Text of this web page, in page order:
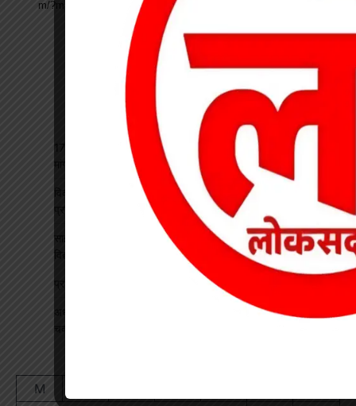
17 अगस्त की हड़ताल से पहले चेयरमैन ने बुलाई बैठक, बिजली कर्मियों की
विकसित भारत रोजगार मिशन पर खारंग में एकदिवसीय प्रशिक्षण, जनपद
प्रतिनिधियों ने सीखी योजनाओं के प्रभावी क्रियान्वयन की बारीकियां
साइबर सुरक्षा एवं छात्र कानून जागरूकता कार्यक्रम आयोजित, प्रतिभावान
प्रधान पाठक पर हमला, स्कूल का चपरासी गिरफ्तार
अधीक्षिका को हटाने की मांग पर छात्राओं का फूटा गुस्सा, NH-130 पर
M